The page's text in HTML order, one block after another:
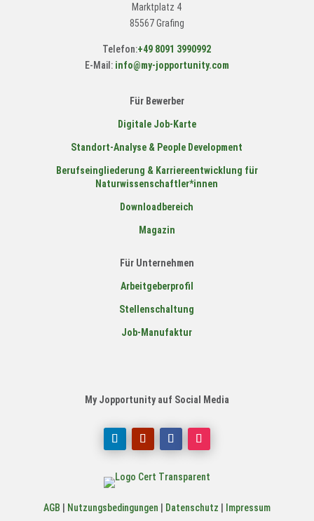
Marktplatz 4
85567 Grafing
Telefon:+49 8091 3990992
E-Mail:info@my-jopportunity.com
Für Bewerber
Digitale Job-Karte
Standort-Analyse & People Development
Berufseingliederung & Karriereentwicklung für
Naturwissenschaftler*innen
Downloadbereich
Magazin
Für Unternehmen
Arbeitgeberprofil
Stellenschaltung
Job-Manufaktur
My Jopportunity auf Social Media
AGB | Nutzungsbedingungen | Datenschutz | Impressum